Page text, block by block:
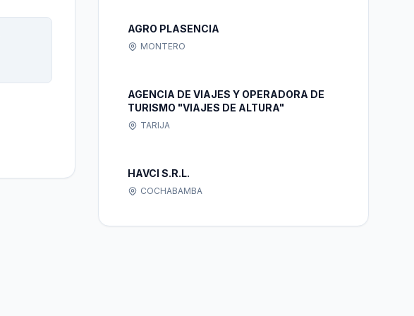
AGRO PLASENCIA
MONTERO
AGENCIA DE VIAJES Y OPERADORA DE
TURISMO "VIAJES DE ALTURA"
TARIJA
HAVCI S.R.L.
COCHABAMBA